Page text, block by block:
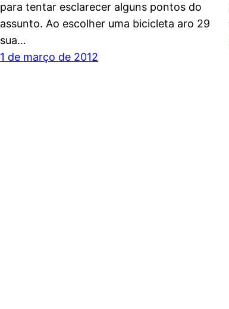
para tentar esclarecer alguns pontos do
assunto. Ao escolher uma bicicleta aro 29
sua…
1 de março de 2012